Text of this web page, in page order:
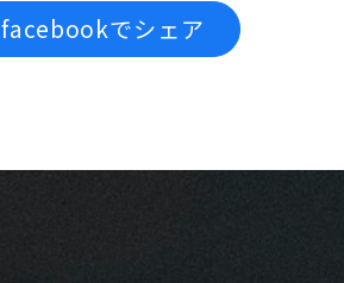
facebookでシェア